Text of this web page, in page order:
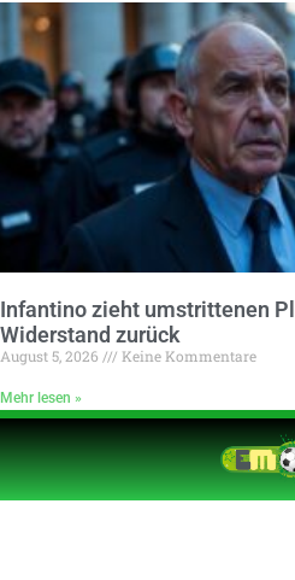
Infantino zieht umstrittenen
Widerstand zurück
August 5, 2026 Keine Kommentare
Mehr lesen »